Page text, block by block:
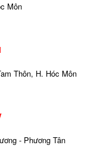
Môn
Thôn, H. Hóc Môn
- Phương Tân